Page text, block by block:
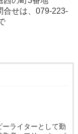
合せは、079-223-
ーライターとして勤